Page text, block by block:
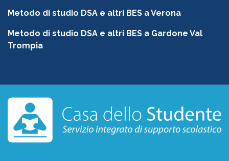
Metodo di studio DSA e altri BES a Verona
Metodo di studio DSA e altri BES a Gardone Val
Trompia